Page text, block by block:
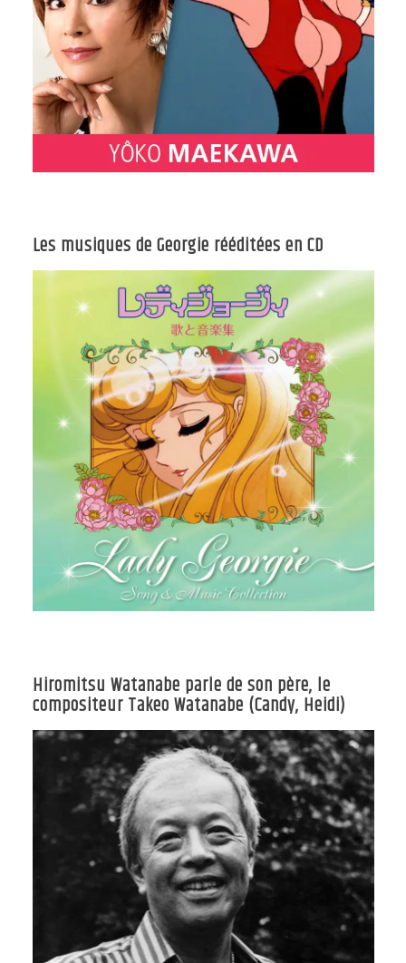
Les musiques de Georgie rééditées en CD
Hiromitsu Watanabe parle de son père, le
compositeur Takeo Watanabe (Candy, Heidi)